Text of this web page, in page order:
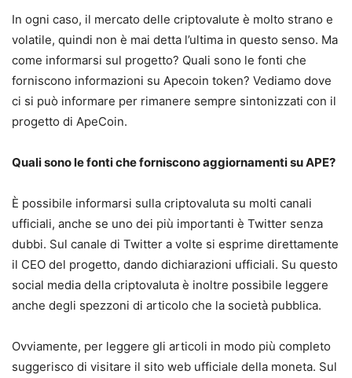
In ogni caso, il mercato delle criptovalute è molto strano e
volatile, quindi non è mai detta l’ultima in questo senso. Ma
come informarsi sul progetto? Quali sono le fonti che
forniscono informazioni su Apecoin token? Vediamo dove
ci si può informare per rimanere sempre sintonizzati con il
progetto di ApeCoin.
Quali sono le fonti che forniscono aggiornamenti su APE?
È possibile informarsi sulla criptovaluta su molti canali
ufficiali, anche se uno dei più importanti è Twitter senza
dubbi. Sul canale di Twitter a volte si esprime direttamente
il CEO del progetto, dando dichiarazioni ufficiali. Su questo
social media della criptovaluta è inoltre possibile leggere
anche degli spezzoni di articolo che la società pubblica.
Ovviamente, per leggere gli articoli in modo più completo
suggerisco di visitare il sito web ufficiale della moneta. Sul